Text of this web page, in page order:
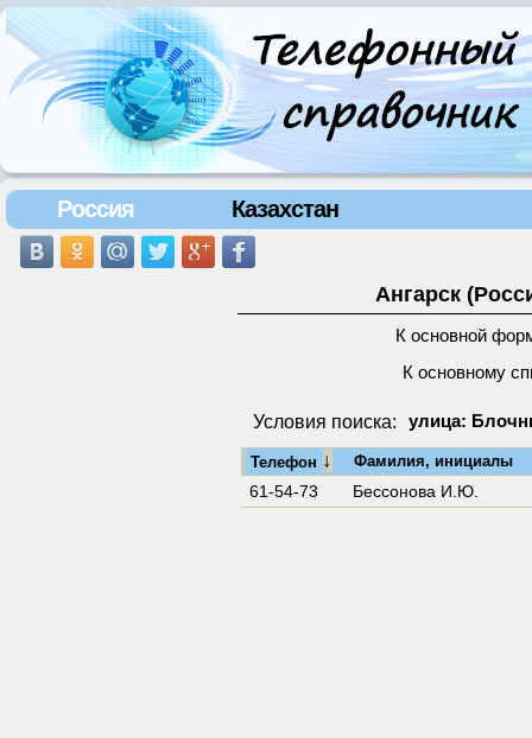
Россия Казахстан
Ангарск
К основной
К основному
Условия поиска: улица:
Телефон ↓ Фамилия, инициалы
61-54-73 Бессонова И.Ю.